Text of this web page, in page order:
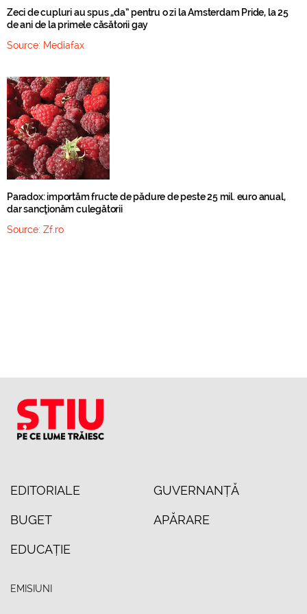
Zeci de cupluri au spus „da” pentru o zi la Amsterdam Pride, la 25
de ani de la primele căsătorii gay
Source: Mediafax
Paradox: importăm fructe de pădure de peste 25 mil. euro anual,
dar sancţionăm culegătorii
Source: Zf.ro
EDITORIALE GUVERNANȚĂ
BUGET APĂRARE
EDUCAȚIE
EMISIUNI